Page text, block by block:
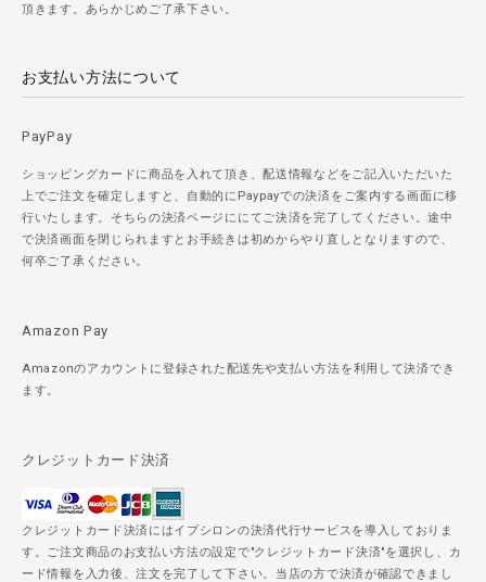
頂きます。あらかじめご了承下さい。
お支払い方法について
PayPay
ショッピングカードに商品を入れて頂き、配送情報などをご記入いただいた
上でご注文を確定しますと、自動的にPaypayでの決済をご案内する画面に移
行いたします。そちらの決済ページににてご決済を完了してください。途中
で決済画面を閉じられますとお手続きは初めからやり直しとなりますので、
何卒ご了承ください。
Amazon Pay
Amazonのアカウントに登録された配送先や支払い方法を利用して決済でき
ます。
クレジットカード決済
クレジットカード決済にはイプシロンの決済代行サービスを導入しておりま
す。ご注文商品のお支払い方法の設定で"クレジットカード決済"を選択し、カ
ード情報を入力後、注文を完了して下さい。当店の方で決済が確認できまし